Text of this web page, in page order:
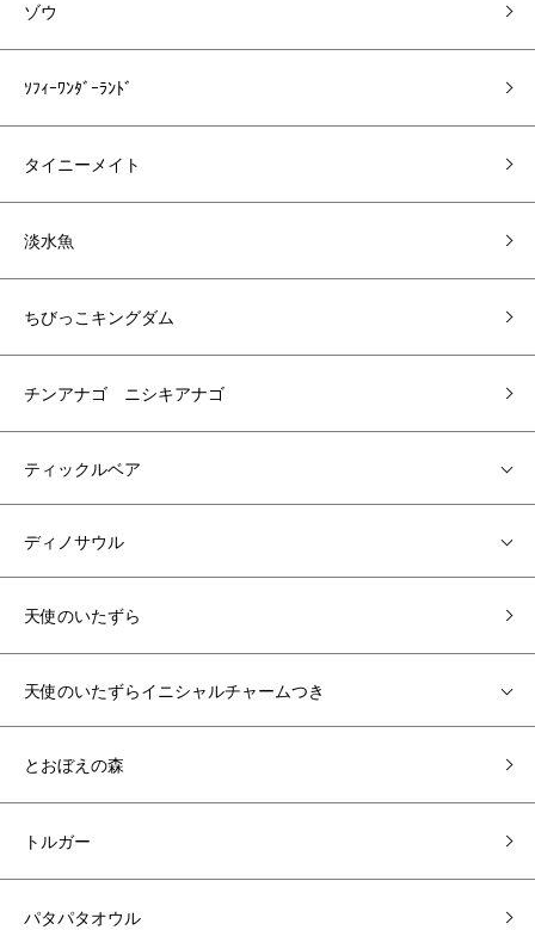
ゾウ
ｿﾌｨｰﾜﾝﾀﾞｰﾗﾝﾄﾞ
タイニーメイト
淡水魚
ちびっこキングダム
チンアナゴ ニシキアナゴ
ティックルベア
ディノサウル
天使のいたずら
天使のいたずらイニシャルチャームつき
とおぼえの森
トルガー
パタパタオウル